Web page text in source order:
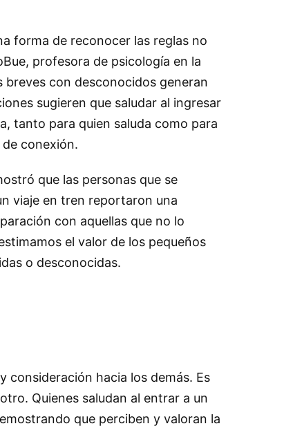
forma de reconocer las reglas no
profesora de psicología en la
breves con desconocidos generan
sugieren que saludar al ingresar
tanto para quien saluda como para
conexión.
que las personas que se
viaje en tren reportaron una
con aquellas que no lo
el valor de los pequeños
o desconocidas.
consideración hacia los demás. Es
Quienes saludan al entrar a un
que perciben y valoran la